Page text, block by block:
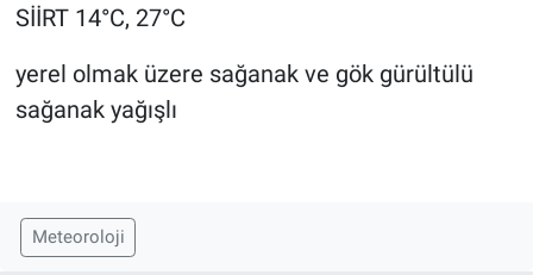
SİİRT 14°C, 27°C
yerel olmak üzere sağanak ve gök gürültülü
sağanak yağışlı
Meteoroloji